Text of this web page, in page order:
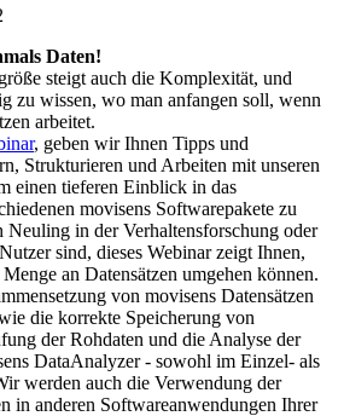
Daten!
steigt auch die Komplexität, und
zu wissen, wo man anfangen soll, wenn
arbeitet.
, geben wir Ihnen Tipps und
Strukturieren und Arbeiten mit unseren
einen tieferen Einblick in das
movisens Softwarepakete zu
Neuling in der Verhaltensforschung oder
sind, dieses Webinar zeigt Ihnen,
an Datensätzen umgehen können.
von movisens Datensätzen
die korrekte Speicherung von
der Rohdaten und die Analyse der
DataAnalyzer - sowohl im Einzel- als
werden auch die Verwendung der
in anderen Softwareanwendungen Ihrer